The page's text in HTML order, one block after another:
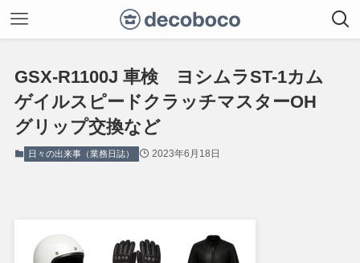
GSX-R1100J 車検 ヨシムラST-1カム
ゲイルスピードクラッチマスターOH
グリップ交換など
日々の出来事（業務日誌） 2023年6月18日